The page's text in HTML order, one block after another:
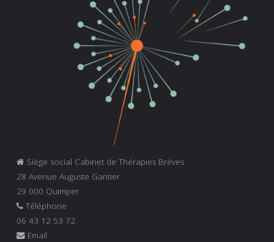
Siège social Cabinet de Thérapies Brèves
28 Avenue Auguste Gantier
29 000 Quimper
Téléphone
06 43 12 53 72
Email